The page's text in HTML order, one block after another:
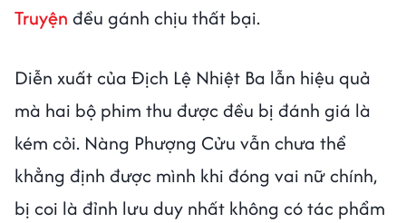
Truyện đều gánh chịu thất bại.
Diễn xuất của Địch Lệ Nhiệt Ba lẫn hiệu quả
mà hai bộ phim thu được đều bị đánh giá là
kém cỏi. Nàng Phượng Cửu vẫn chưa thể
khẳng định được mình khi đóng vai nữ chính,
bị coi là đỉnh lưu duy nhất không có tác phẩm